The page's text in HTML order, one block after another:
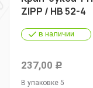
ZIPP / НВ 52-4
в наличии
237,00 Р
В упаковке 5